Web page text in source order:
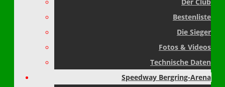
Bestenliste
Die Sieger
Fotos & Videos
Technische Daten
Speedway Bergring-Arena